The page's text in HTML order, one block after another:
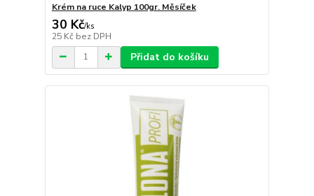
Krém na ruce Kalyp 100gr. Měsíček
30 Kč/ks
25 Kč bez DPH
Přidat do košíku